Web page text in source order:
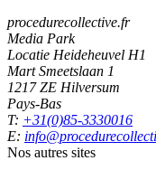
procedurecollective.fr
Media Park
Locatie Heideheuvel H1
Mart Smeetslaan 1
1217 ZE Hilversum
Pays-Bas
T: +31(0)85-3330016
E:
Nos autres sites